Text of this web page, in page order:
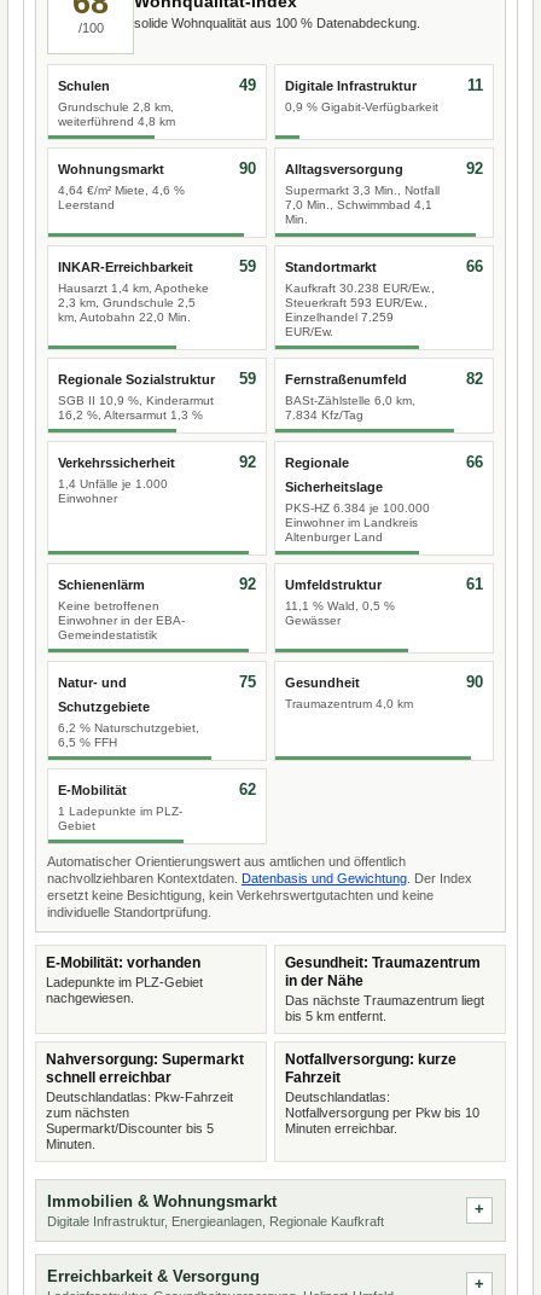
/100 solide Wohnqualität aus 100 % Datenabdeckung.
Schulen
Grundschule 2,8 km,
weiterführend 4,8 km
49 Digitale Infrastruktur
0,9 % Gigabit-Verfügbarkeit
11
Wohnungsmarkt
4,64 €/m² Miete, 4,6 %
Leerstand
90 Alltagsversorgung
Supermarkt 3,3 Min., Notfall
7,0 Min., Schwimmbad 4,1
Min.
92
INKAR-Erreichbarkeit
Hausarzt 1,4 km, Apotheke
2,3 km, Grundschule 2,5
km, Autobahn 22,0 Min.
59 Standortmarkt
Kaufkraft 30.238 EUR/Ew.,
Steuerkraft 593 EUR/Ew.,
Einzelhandel 7.259
EUR/Ew.
66
Regionale Sozialstruktur
SGB II 10,9 %, Kinderarmut
16,2 %, Altersarmut 1,3 %
59 Fernstraßenumfeld
BASt-Zählstelle 6,0 km,
7.834 Kfz/Tag
82
Verkehrssicherheit
1,4 Unfälle je 1.000
Einwohner
92
Regionale
Sicherheitslage
PKS-HZ 6.384 je 100.000
Einwohner im Landkreis
Altenburger Land
66
Schienenlärm
Keine betroffenen
Einwohner in der EBA-
Gemeindestatistik
92 Umfeldstruktur
11,1 % Wald, 0,5 %
Gewässer
61
Natur- und
Schutzgebiete
6,2 % Naturschutzgebiet,
6,5 % FFH
75 Gesundheit
Traumazentrum 4,0 km
90
E-Mobilität
1 Ladepunkte im PLZ-
Gebiet
62
Automatischer Orientierungswert aus amtlichen und öffentlich
nachvollziehbaren Kontextdaten. Datenbasis und Gewichtung . Der Index
ersetzt keine Besichtigung, kein Verkehrswertgutachten und keine
individuelle Standortprüfung.
E-Mobilität: vorhanden
Ladepunkte im PLZ-Gebiet
nachgewiesen.
Gesundheit: Traumazentrum
in der Nähe
Das nächste Traumazentrum liegt
bis 5 km entfernt.
Nahversorgung: Supermarkt
schnell erreichbar
Deutschlandatlas: Pkw-Fahrzeit
zum nächsten
Supermarkt/Discounter bis 5
Minuten.
Notfallversorgung: kurze
Fahrzeit
Deutschlandatlas:
Notfallversorgung per Pkw bis 10
Minuten erreichbar.
Immobilien & Wohnungsmarkt
Digitale Infrastruktur, Energieanlagen, Regionale Kaufkraft
Erreichbarkeit & Versorgung